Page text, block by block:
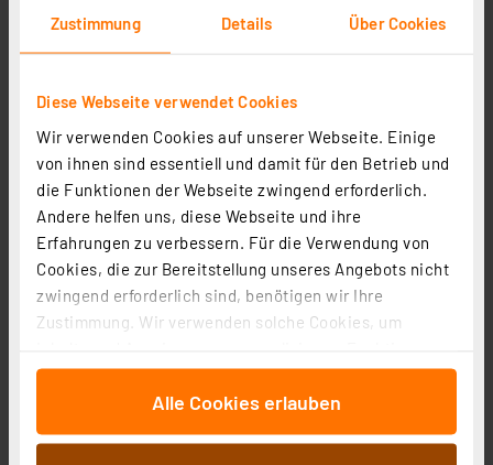
Zustimmung Details Über Cookies
Diese Webseite verwendet Cookies
Wir verwenden Cookies auf unserer Webseite. Einige
von ihnen sind essentiell und damit für den Betrieb und
die Funktionen der Webseite zwingend erforderlich.
Andere helfen uns, diese Webseite und ihre
Erfahrungen zu verbessern. Für die Verwendung von
Cookies, die zur Bereitstellung unseres Angebots nicht
zwingend erforderlich sind, benötigen wir Ihre
Zustimmung. Wir verwenden solche Cookies, um
für soziale Medien anbieten zu können und die Zugriffe
auf unsere Website zu analysieren. Außerdem geben
wir Informationen zu Ihrer Verwendung unserer Website
an unsere Partner für soziale Medien, Werbung und
Alle Cookies erlauben
Homematic IP Wired Smart Home Wandtaster – 6-fach,
anthrazit, HmIPW-WRC6-A
Artikel-Nr. 159869
84,95 €
zzgl. MwSt.